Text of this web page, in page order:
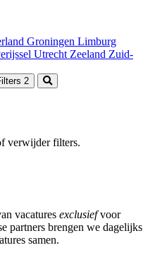
Groningen Limburg
Utrecht Zeeland Zuid-
2
verwijder filters.
vacatures exclusiefvoor
partners brengen we dagelijks
samen.